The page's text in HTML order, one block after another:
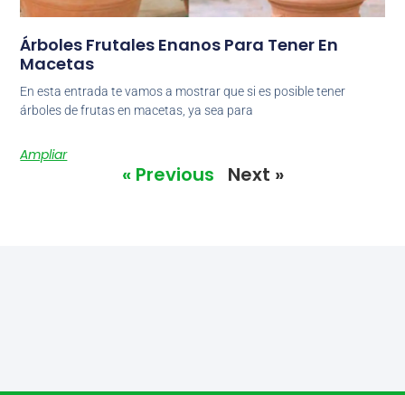
Árboles Frutales Enanos Para Tener En
Macetas
En esta entrada te vamos a mostrar que si es posible tener
árboles de frutas en macetas, ya sea para
Ampliar
« Previous Next »